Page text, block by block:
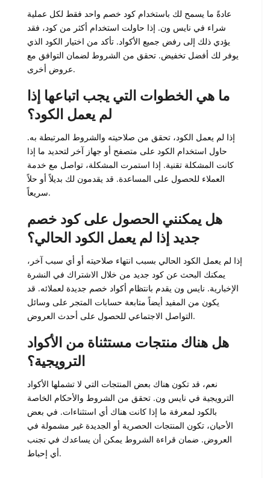
عادةً ما يسمح لك باستخدام كود خصم واحد فقط لكل عملية
شراء في نايس ون. إذا حاولت استخدام أكثر من كود، فقد
يؤدي ذلك إلى رفض جميع الأكواد. تأكد من اختيار الكود الذي
يوفر لك أفضل تخفيض. تحقق من الشروط لضمان التوافق مع
عروض أخرى.
ما هي الخطوات التي يجب اتباعها إذا
لم يعمل الكود؟
إذا لم يعمل الكود، تحقق من صلاحيته والشروط المرتبطة به.
حاول استخدام الكود على متصفح أو جهاز آخر لتحديد ما إذا
كانت المشكلة تقنية. إذا استمرت المشكلة، تواصل مع خدمة
العملاء للحصول على المساعدة. قد يقدمون لك بديلاً أو حلاً
سريعاً.
هل يمكنني الحصول على كود خصم
جديد إذا لم يعمل الكود الحالي؟
إذا لم يعمل الكود الحالي بسبب انتهاء صلاحيته أو أي سبب آخر،
يمكنك البحث عن كود جديد من خلال الاشتراك في النشرة
الإخبارية. نايس ون يقدم بانتظام أكواد خصم جديدة لعملائه. قد
يكون من المفيد أيضاً متابعة حسابات المتجر على وسائل
التواصل الاجتماعي للحصول على أحدث العروض.
هل هناك منتجات مستثناة من الأكواد
الترويجية؟
نعم، قد تكون هناك بعض المنتجات التي لا تشملها الأكواد
الترويجية في نايس ون. تحقق من الشروط والأحكام الخاصة
بالكود لمعرفة ما إذا كانت هناك أي استثناءات. في بعض
الأحيان، تكون المنتجات الحصرية أو الجديدة غير مشمولة في
العروض. ضمان قراءة الشروط يمكن أن يساعدك في تجنب
أي إحباط.